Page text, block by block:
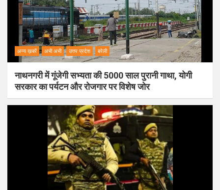
अन्य ख़बरें अभी अभी उत्तर प्रदेश बरेली
नाथनगरी में गूंजेगी सभ्यता की 5000 साल पुरानी गाथा, योगी
सरकार का पर्यटन और रोजगार पर विशेष जोर